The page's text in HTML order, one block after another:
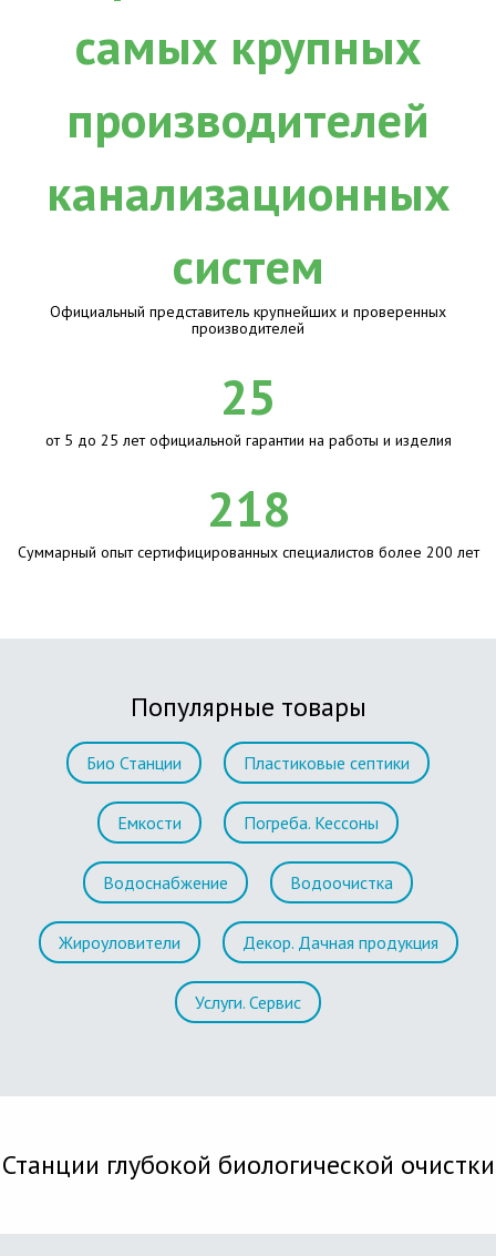
Официальный представитель крупнейших и проверенных
производителей
25
от 5 до 25 лет официальной гарантии на работы и изделия
218
Суммарный опыт сертифицированных специалистов более 200 лет
Популярные товары
Био Станции Пластиковые септики
Емкости Погреба. Кессоны
Водоснабжение Водоочистка
Жироуловители Декор. Дачная продукция
Услуги. Сервис
Станции глубокой биологической очистки